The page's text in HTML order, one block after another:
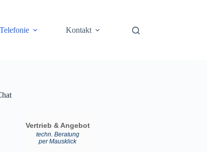
Telefonie Kontakt